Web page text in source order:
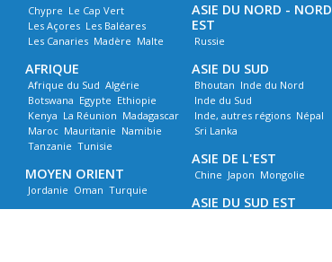
Chypre Le Cap Vert
Les Açores Les Baléares
Les Canaries Madère Malte
AFRIQUE
Afrique du Sud Algérie
Botswana Egypte Ethiopie
Kenya La Réunion Madagascar
Maroc Mauritanie Namibie
Tanzanie Tunisie
MOYEN ORIENT
Jordanie Oman Turquie
ASIE DU NORD - NORD
EST
Russie
ASIE DU SUD
Bhoutan Inde du Nord
Inde du Sud
Inde, autres régions Népal
Sri Lanka
ASIE DE L'EST
Chine Japon Mongolie
ASIE DU SUD EST